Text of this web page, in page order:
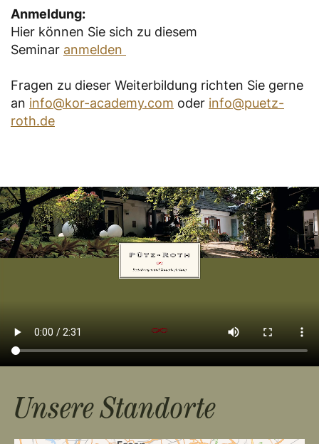
Anmeldung:
Hier können Sie sich zu diesem
Seminar anmelden
Fragen zu dieser Weiterbildung richten Sie gerne
an info@kor-academy.com oder info@puetz-
roth.de
Unsere Standorte